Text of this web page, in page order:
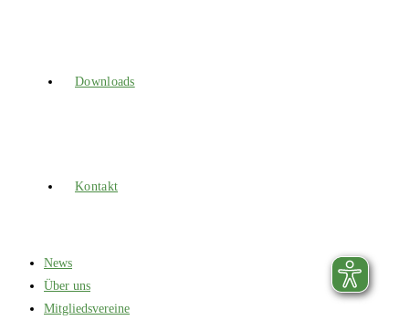
Downloads
Kontakt
News
Über uns
Mitgliedsvereine